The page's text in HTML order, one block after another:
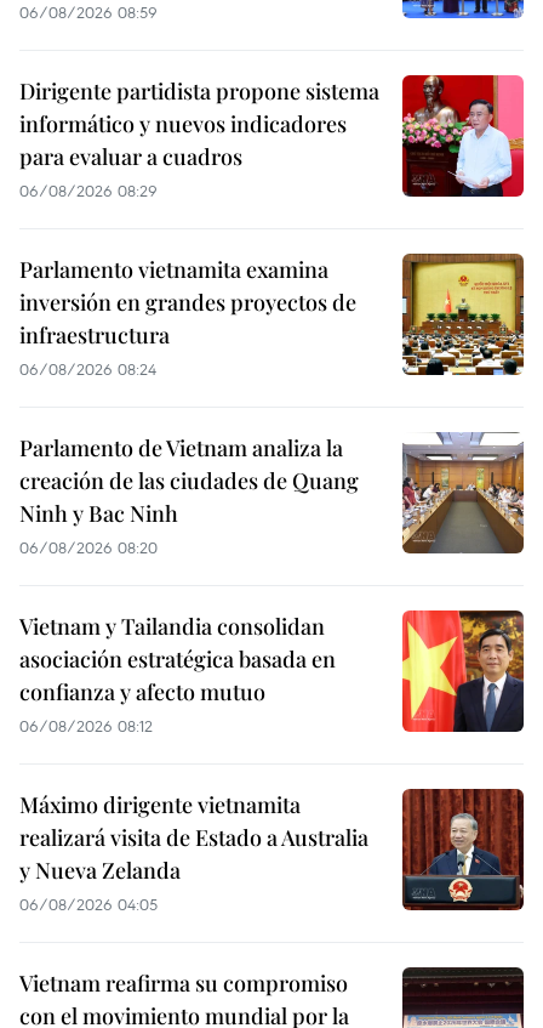
06/08/2026 08:59
Dirigente partidista propone sistema
informático y nuevos indicadores
para evaluar a cuadros
06/08/2026 08:29
Parlamento vietnamita examina
inversión en grandes proyectos de
infraestructura
06/08/2026 08:24
Parlamento de Vietnam analiza la
creación de las ciudades de Quang
Ninh y Bac Ninh
06/08/2026 08:20
Vietnam y Tailandia consolidan
asociación estratégica basada en
confianza y afecto mutuo
06/08/2026 08:12
Máximo dirigente vietnamita
realizará visita de Estado a Australia
y Nueva Zelanda
06/08/2026 04:05
Vietnam reafirma su compromiso
con el movimiento mundial por la